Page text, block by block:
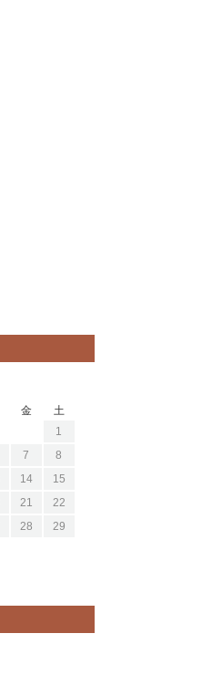
金
土
1
7
8
14
15
21
22
28
29